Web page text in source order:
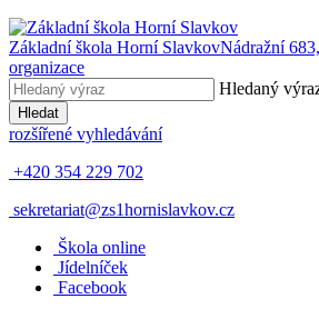
Základní škola Horní SlavkovNádražní
organizace
Hledaný
Hledat
rozšířené vyhledávání
+420 354 229 702
sekretariat@zs1hornislavkov.cz
Škola online
Jídelníček
Facebook